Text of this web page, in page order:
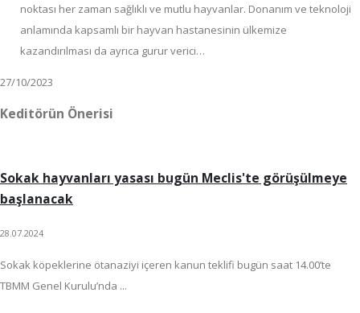
noktası her zaman sağlıklı ve mutlu hayvanlar. Donanım ve teknoloji
anlamında kapsamlı bir hayvan hastanesinin ülkemize
kazandırılması da ayrıca gurur verici…
27/10/2023
Keditörün Önerisi
Sokak hayvanları yasası bugün Meclis'te görüşülmeye
başlanacak
28.07.2024
Sokak köpeklerine ötanaziyi içeren kanun teklifi bugün saat 14.00’te
TBMM Genel Kurulu’nda ...